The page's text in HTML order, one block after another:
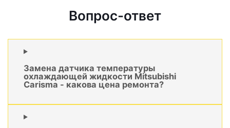
Вопрос-ответ
Замена датчика температуры
охлаждающей жидкости Mitsubishi
Carisma - какова цена ремонта?